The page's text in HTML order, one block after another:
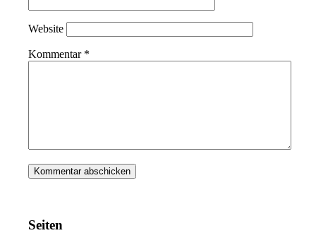
Website
Kommentar *
Seiten